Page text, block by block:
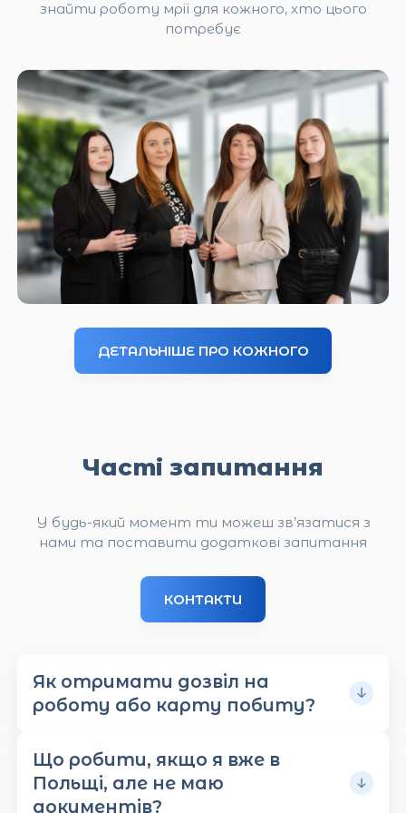
знайти роботу мрії для кожного, хто цього
потребує
ДЕТАЛЬНІШЕ ПРО КОЖНОГО
Часті запитання
У будь-який момент ти можеш зв’язатися з
нами та поставити додаткові запитання
КОНТАКТИ
Як отримати дозвіл на
роботу або карту побиту?
побиту, потрібно подати заяву до уженду у
справах іноземців разом із повним пакетом
Що робити, якщо я вже в
Польщі, але не маю
документів?